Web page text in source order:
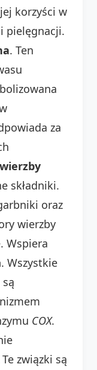
korzyści w
pielęgnacji.
. Ten
za
składniki.
oraz
wierzby
Wspiera
Wszystkie
COX.
związki są